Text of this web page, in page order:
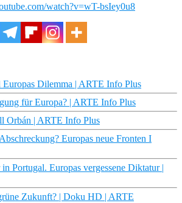
watch?v=wT-bsIey0u8
Europas Dilemma | ARTE Info Plus
für Europa? | ARTE Info Plus
Orbán | ARTE Info Plus
Europas neue Fronten I
Portugal. Europas vergessene Diktatur |
Zukunft? | Doku HD | ARTE